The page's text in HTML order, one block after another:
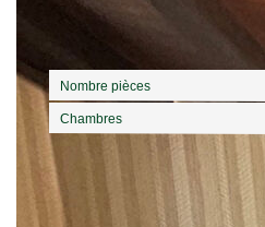
Nombre pièces
Chambres